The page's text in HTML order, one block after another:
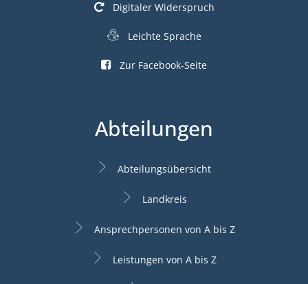
Digitaler Widerspruch
Leichte Sprache
Zur Facebook-Seite
Abteilungen
Abteilungsübersicht
Landkreis
Ansprechpersonen von A bis Z
Leistungen von A bis Z